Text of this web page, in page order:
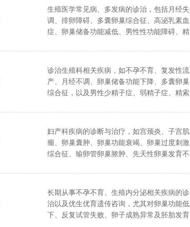
生殖医学常见病、多发病的诊治，包括月经失
调、排卵障碍、多囊卵巢综合征、高泌乳素血
症、卵巢储备功能减低、男性性功能障碍、精
诊治生殖科相关疾病，如不孕不育、复发性流
产、月经不调、卵巢储备功能下降、多囊卵巢
综合征，以及男性少精子症、弱精子症、精索
妇产科疾病的诊断与治疗，如宫颈炎、子宫肌
瘤、卵巢囊肿、卵巢功能衰竭、卵巢过度刺激
综合征、输卵管卵巢脓肿、先天性卵巢发育不
长期从事不孕不育、生殖内分泌相关疾病的诊
治以及优生优育遗传咨询，尤其对卵巢功能低
下、反复试管失败、卵子成熟异常及胚胎发育